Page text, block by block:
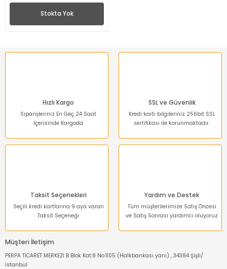
Stokta Yok
Hızlı Kargo
Siparişleriniz En Geç 24 Saat
İçerisinde Kargoda
SSL ve Güvenlik
Kredi kartı bilgileriniz 256bit SSL
sertifikası ile korunmaktadır.
Taksit Seçenekleri
Seçili kredi kartlarına 9 aya varan
Taksit Seçeneği
Yardım ve Destek
Tüm müşterilerimize Satış Öncesi
ve Satış Sonrası yardımcı oluyoruz
Müşteri İletişim
PERPA TİCARET MERKEZİ B Blok Kat:8 No:1105 (Halkbankası yanı) , 34384 Şişli/
İstanbul